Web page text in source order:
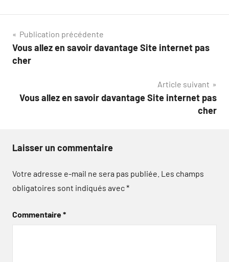
Navigation
de
Publication précédente
Vous allez en savoir davantage Site internet pas
cher
Article suivant
Vous allez en savoir davantage Site internet pas
cher
Laisser un commentaire
Votre adresse e-mail ne sera pas publiée. Les champs
obligatoires sont indiqués avec*
Commentaire*